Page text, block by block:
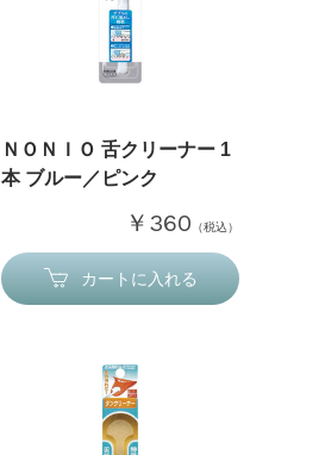
ＮＯＮＩＯ 舌クリーナー 1
本 ブルー／ピンク
￥360 （税込）
カートに入れる